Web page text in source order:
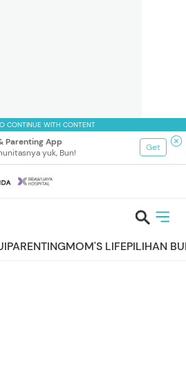
CONTINUE WITH CONTENT
Parenting App
yuk, Bun!
Get
PARENTINGMOM'S LIFEPILIHAN